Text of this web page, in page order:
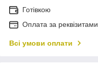
Готівкою
Оплата за реквізитами
Всі умови оплати